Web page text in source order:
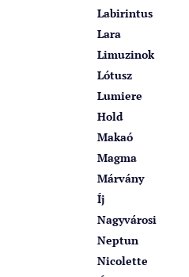
Labirintus
Lara
Limuzinok
Lótusz
Lumiere
Hold
Makaó
Magma
Márvány
Íj
Nagyvárosi
Neptun
Nicolette